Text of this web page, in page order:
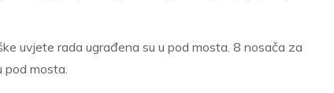
uvjete rada ugrađena su u pod mosta. 8 nosača za
mosta.